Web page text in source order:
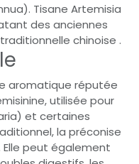
Tisane Artemisia
des anciennes
chinoise .
aromatique réputée
utilisée pour
et certaines
la préconise
peut également